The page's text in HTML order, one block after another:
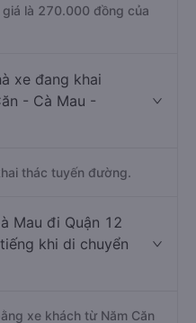
là 270.000 đồng của
xe đang khai
- Cà Mau -
thác tuyến đường.
Mau đi Quận 12
khi di chuyển
xe khách từ Năm Căn